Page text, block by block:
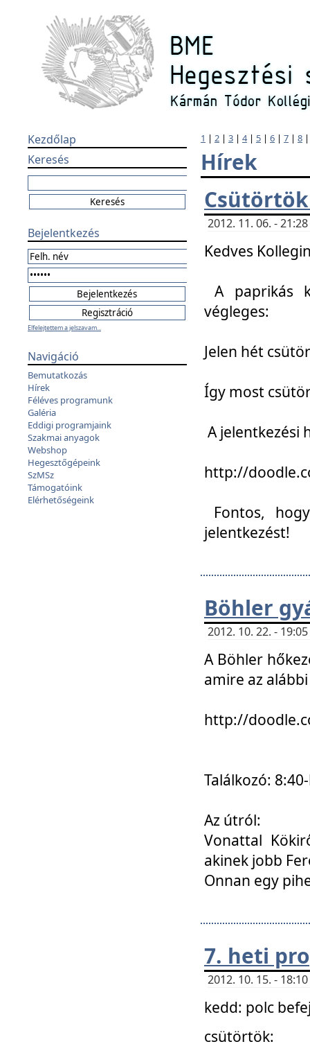
Kezdőlap
Keresés
Bejelentkezés
Elfelejtettem a jelszavam...
Navigáció
Bemutatkozás
Hírek
Féléves programunk
Galéria
Eddigi programjaink
Szakmai anyagok
Webshop
Hegesztőgépeink
SzMSz
Támogatóink
Elérhetőségeink
1 | 2 | 3 | 4| 5 | 6 | 7 | 8
Hírek
2012. 11. 06. -
Kedves
A paprikás
végleges:
Jelen hét
Így most
A jelentkezési
http://
Fontos,
jelentkezést!
Böhler
2012. 10. 22. -
A Böhler
amire az
http://
Találkozó:
Az útról:
Vonattal
akinek jobb
Onnan egy
7. heti
2012. 10. 15. -
kedd: polc
csütörtök: